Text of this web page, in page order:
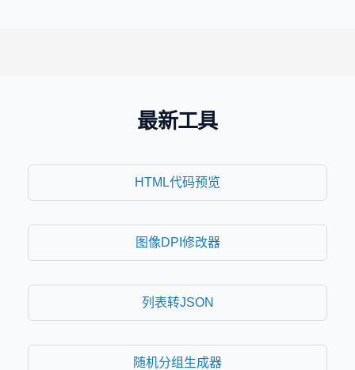
最新工具
HTML代码预览
图像DPI修改器
列表转JSON
随机分组生成器